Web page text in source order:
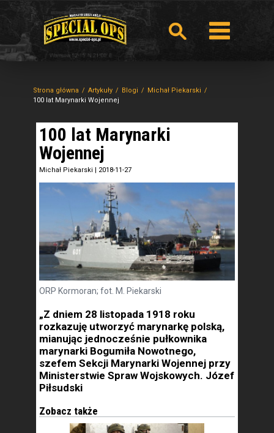
Strona główna Artykuły Blogi
Michał Piekarski
100 lat Marynarki Wojennej
100 lat Marynarki
Wojennej
Michał Piekarski | 2018-11-27
ORP Kormoran; fot. M. Piekarski
„Z dniem 28 listopada 1918 roku
rozkazuję utworzyć marynarkę polską,
mianując jednocześnie pułkownika
marynarki Bogumiła Nowotnego,
szefem Sekcji Marynarki Wojennej przy
Ministerstwie Spraw Wojskowych. Józef
Piłsudski
Zobacz także